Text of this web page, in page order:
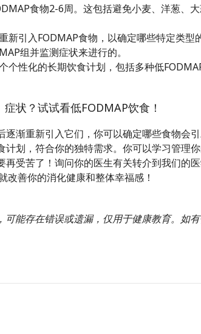
食物2-6周。这包括避免小麦、洋葱、
新引入FODMAP食物，以确定哪些特定类型
组并监测症状来进行的。
个性化的长期饮食计划，包括多种低
状？试试看低FODMAP饮食！
渐重新引入它们，你可以确定哪些食物会
计划，符合你的独特需求。你可以学习管理
再受苦了！询问你的医生有关转介到我们的
改善你的消化健康和整体幸福感！
能存在错误或遗漏，仅用于健康教育。如